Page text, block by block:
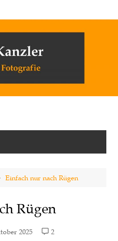
Einfach nur nach Rügen
Rügen
2025
2